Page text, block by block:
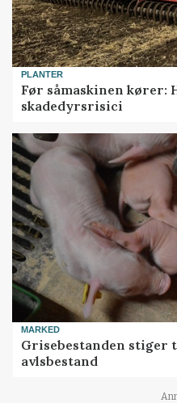
PLANTER
Før såmaskinen kører:
skadedyrsrisici
MARKED
Grisebestanden stiger
avlsbestand